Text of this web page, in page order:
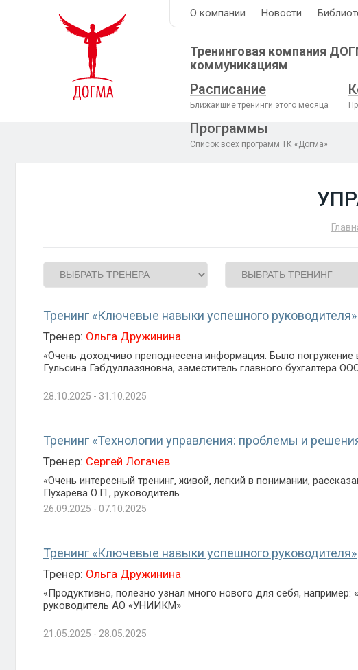
О компании Новости
Тренинговая компания
коммуникациям
Расписание
Ближайшие тренинги этого месяца
Программы
Список всех программ ТК «Догма»
Тренинг «Ключевые навыки успешного руководителя»
Тренер: Ольга Дружинина
«Очень доходчиво преподнесена информация. Было
Гульсина Габдуллазяновна, заместитель главного бухгалтера
28.10.2025 - 31.10.2025
Тренинг «Технологии управления: проблемы и
Тренер: Сергей Логачев
«Очень интересный тренинг, живой, легкий в понимании,
Пухарева О.П., руководитель
26.09.2025 - 07.10.2025
Тренинг «Ключевые навыки успешного руководителя»
Тренер: Ольга Дружинина
«Продуктивно, полезно узнал много нового для себя,
руководитель АО «УНИИКМ»
21.05.2025 - 28.05.2025